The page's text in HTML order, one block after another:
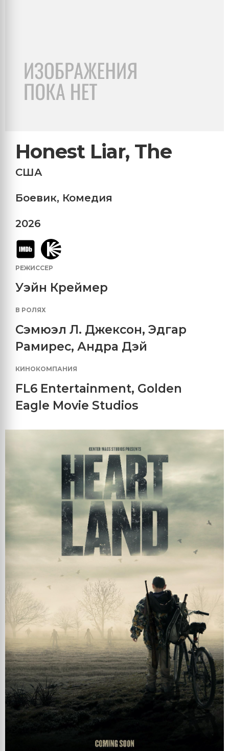
Honest Liar, The
США
Боевик, Комедия
2026
РЕЖИССЕР
Уэйн Креймер
В РОЛЯХ
Сэмюэл Л. Джексон, Эдгар
Рамирес, Андра Дэй
КИНОКОМПАНИЯ
FL6 Entertainment, Golden
Eagle Movie Studios